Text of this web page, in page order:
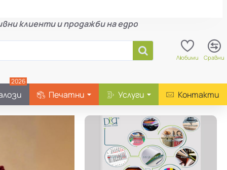
клиенти и продажби на едро
Любими Сравни
2026
Печатни Услуги Контакти